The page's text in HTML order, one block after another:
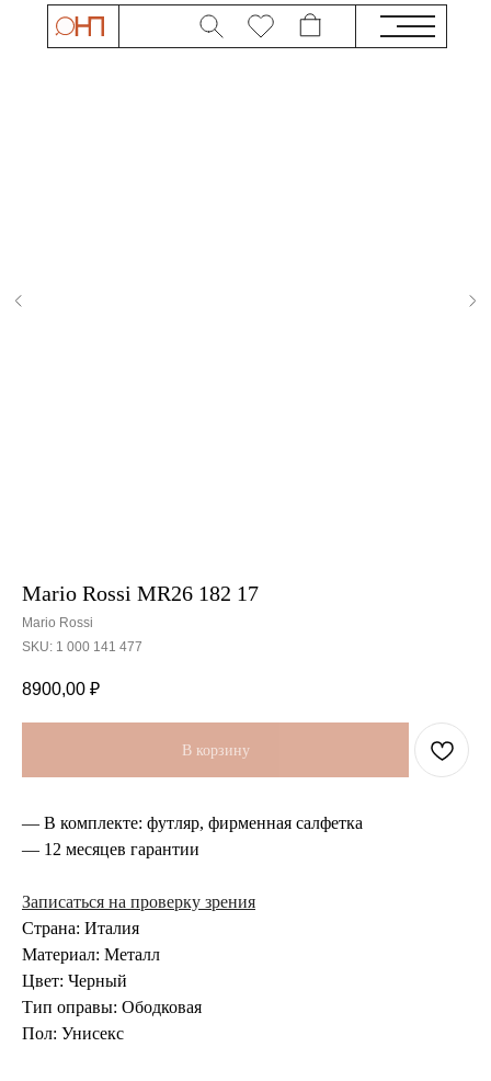
Mario Rossi MR26 182 17
Mario Rossi
SKU: 1 000 141 477
8900,00 ₽
В корзину
— В комплекте: футляр, фирменная салфетка
— 12 месяцев гарантии
Записаться на проверку зрения
Страна: Италия
Материал: Металл
Цвет: Черный
Тип оправы: Ободковая
Пол: Унисекс